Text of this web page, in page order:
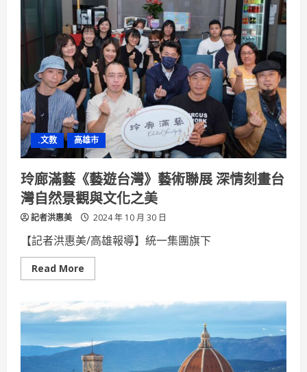
公
司
榮
獲
環
境
部
「資
源
循
環
績
優
企
業」
銀
質
獎
創
造
環
境
永
生
機
.文教 高雄市
玲廊滿藝《藝遊台灣》藝術聯展 深情刻畫台
灣自然景觀與文化之美
記者洪惠美 2024 年 10 月 30 日
【記者洪惠美/高雄報導】統一集團旗下
Read More
more
廊
滿
藝
遊
台
灣》